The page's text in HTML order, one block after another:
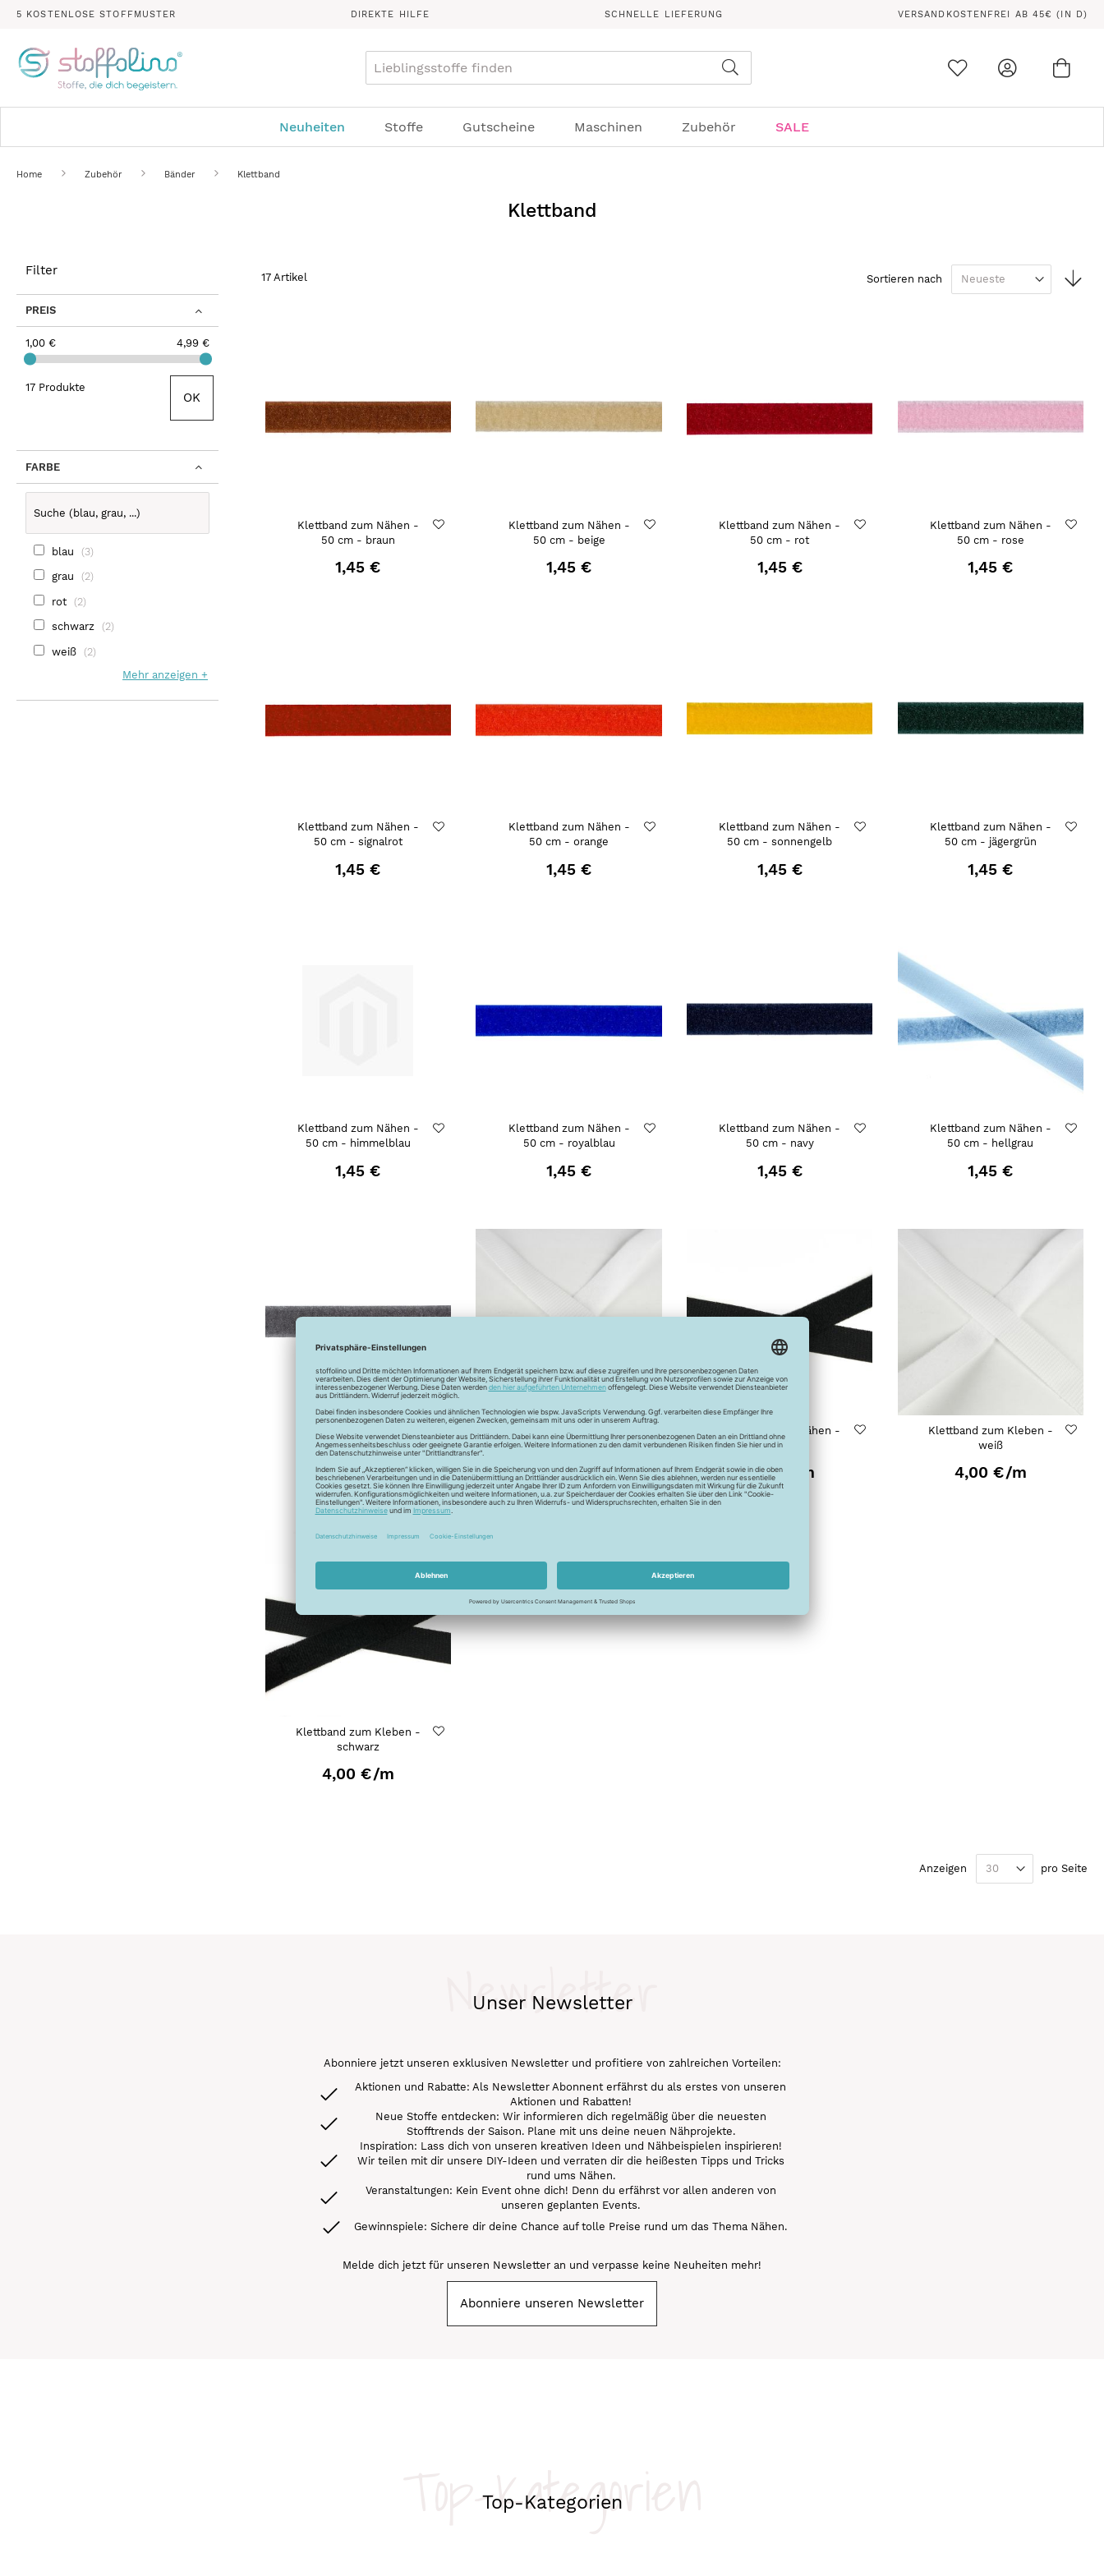
5 KOSTENLOSE STOFFMUSTER DIREKTE HILFE SCHNELLE LIEFERUNG VERSANDKOSTENFREI AB 45€ (IN D)
Neuheiten Stoffe Gutscheine Maschinen Zubehör SALE
Home Zubehör Bänder Klettband
Klettband
17Artikel Sortieren nach
Klettband zum Nähen -
50 cm - braun
1,45 €
Klettband zum Nähen -
50 cm - beige
1,45 €
Klettband zum Nähen -
50 cm - rot
1,45 €
Klettband zum Nähen -
50 cm - rose
1,45 €
Klettband zum Nähen -
50 cm - signalrot
1,45 €
Klettband zum Nähen -
50 cm - orange
1,45 €
Klettband zum Nähen -
50 cm - sonnengelb
1,45 €
Klettband zum Nähen -
50 cm - jägergrün
1,45 €
Klettband zum Nähen -
50 cm - himmelblau
1,45 €
Klettband zum Nähen -
50 cm - royalblau
1,45 €
Klettband zum Nähen -
50 cm - navy
1,45 €
Klettband zum Nähen -
50 cm - hellgrau
1,45 €
50 cm - grau
1,45 €
Klettband zum Nähen -
weiß
2,40 €/m
Klettband zum Nähen -
schwarz
2,30 € /m
Klettband zum Kleben -
weiß
4,00 €/m
Klettband zum Kleben -
schwarz
4,00 €/m
Anzeigen pro Seite
Filter
PREIS
1,00 € 4,99 €
17 Produkte
OK
FARBE
blau 3
grau 2
rot 2
schwarz 2
weiß
2
Mehr anzeigen
Unser Newsletter
Newsletter
Abonniere jetzt unseren exklusiven Newsletter und profitiere von zahlreichen Vorteilen:
Aktionen und Rabatte: Als Newsletter Abonnent erfährst du als erstes von unseren
Aktionen und Rabatten!
Neue Stoffe entdecken: Wir informieren dich regelmäßig über die neuesten
Stofftrends der Saison. Plane mit uns deine neuen Nähprojekte.
Inspiration: Lass dich von unseren kreativen Ideen und Nähbeispielen inspirieren!
Wir teilen mit dir unsere DIY-Ideen und verraten dir die heißesten Tipps und Tricks
rund ums Nähen.
Veranstaltungen: Kein Event ohne dich! Denn du erfährst vor allen anderen von
unseren geplanten Events.
Gewinnspiele: Sichere dir deine Chance auf tolle Preise rund um das Thema Nähen.
Melde dich jetzt für unseren Newsletter an und verpasse keine Neuheiten mehr!
Abonniere unseren Newsletter
Top-Kategorien
Top-Kategorien